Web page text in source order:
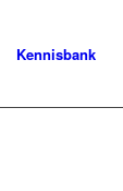
Kennisbank